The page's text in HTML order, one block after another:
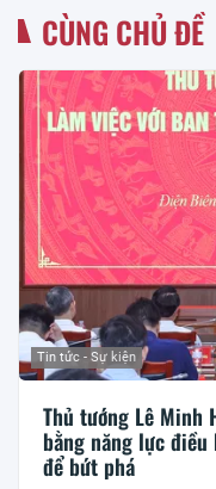
CÙNG CHỦ ĐỀ
Tin tức - Sự kiện
Thủ tướng Lê Minh
bằng năng lực điều
để bứt phá